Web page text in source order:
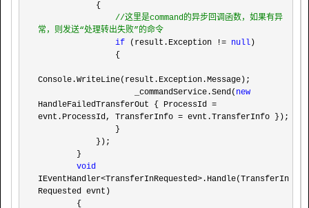
//这里是command的异步回调函数，如果有异
常，则发送“处理转出失败”的命令
if (result.Exception != null )
Console.WriteLine(result.Exception.Message);
                    _commandService.Send(
new
HandleFailedTransferOut { ProcessId =
evnt.ProcessId, TransferInfo = evnt.TransferInfo });
void
IEventHandler<TransferInRequested> .Handle(TransferIn
Requested evnt)